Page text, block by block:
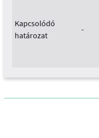
Kapcsolódó
határozat
-